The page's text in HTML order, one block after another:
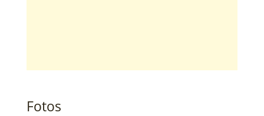
Fotos